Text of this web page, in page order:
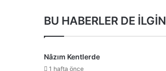
BU HABERLER DE
Nâzım Kentlerde
1 hafta önce